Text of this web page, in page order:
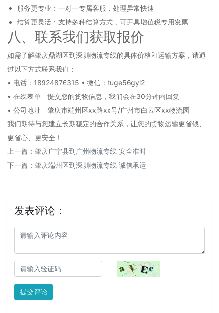
服务更专业：一对一专属客服，处理异常快速
结算更灵活：支持多种结算方式，可开具增值税专用发票
八、联系我们获取报价
如需了解肇庆鼎湖区到深圳物流专线的具体价格和运输方案，请通
过以下方式联系我们：
• 电话：18924876315 • 微信：tuge56gyl2
• 在线表单：提交您的货物信息，我们会在30分钟内回复
• 公司地址：肇庆市端州区xx路xx号/广州市白云区xx物流园
我们期待与您建立长期稳定的合作关系，让您的货物运输更省钱、
更省心、更安全！
上一篇： 肇庆广宁县到广州物流专线 安全准时
下一篇： 肇庆端州区到深圳物流专线 诚信承运
发表评论：
提交评论